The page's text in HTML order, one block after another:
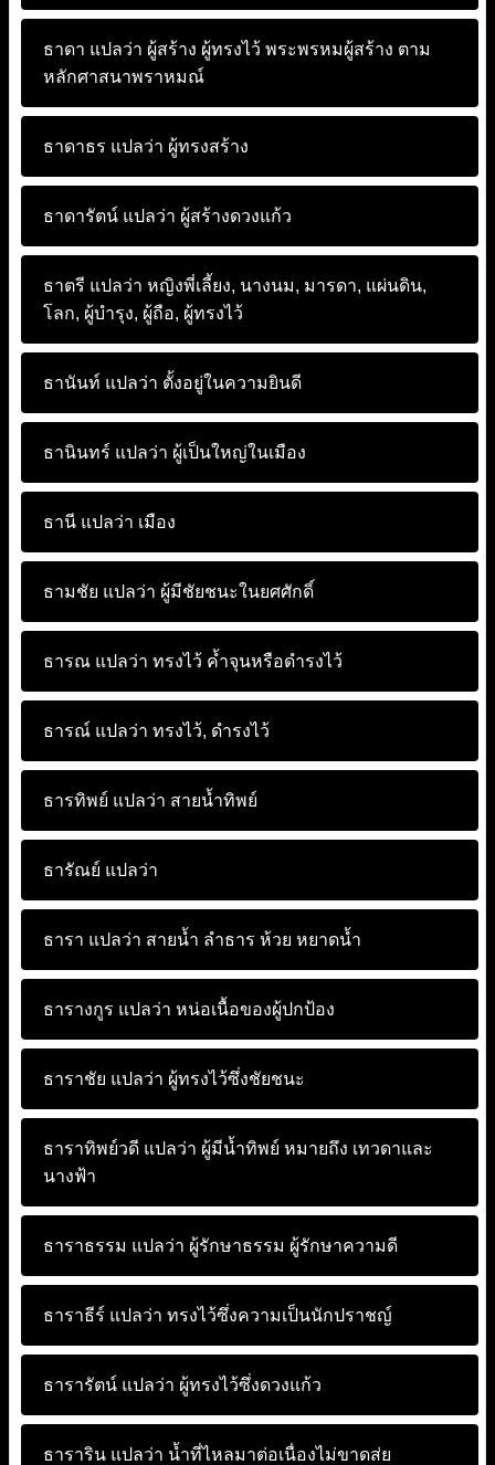
ธาดา แปลว่า ผู้สร้าง ผู้ทรงไว้ พระพรหมผู้สร้าง ตาม
หลักศาสนาพราหมณ์
ธาดาธร แปลว่า ผู้ทรงสร้าง
ธาดารัตน์ แปลว่า ผู้สร้างดวงแก้ว
ธาตรี แปลว่า หญิงพี่เลี้ยง, นางนม, มารดา, แผ่นดิน,
โลก, ผู้บำรุง, ผู้ถือ, ผู้ทรงไว้
ธานันท์ แปลว่า ตั้งอยู่ในความยินดี
ธานินทร์ แปลว่า ผู้เป็นใหญ่ในเมือง
ธานี แปลว่า เมือง
ธามชัย แปลว่า ผู้มีชัยชนะในยศศักดิ์
ธารณ แปลว่า ทรงไว้ ค้ำจุนหรือดำรงไว้
ธารณ์ แปลว่า ทรงไว้, ดำรงไว้
ธารทิพย์ แปลว่า สายน้ำทิพย์
ธารัณย์ แปลว่า
ธารา แปลว่า สายน้ำ ลำธาร ห้วย หยาดน้ำ
ธารางกูร แปลว่า หน่อเนื้อของผู้ปกป้อง
ธาราชัย แปลว่า ผู้ทรงไว้ซึ่งชัยชนะ
ธาราทิพย์วดี แปลว่า ผู้มีน้ำทิพย์ หมายถึง เทวดาและ
นางฟ้า
ธาราธรรม แปลว่า ผู้รักษาธรรม ผู้รักษาความดี
ธาราธีร์ แปลว่า ทรงไว้ซึ่งความเป็นนักปราชญ์
ธารารัตน์ แปลว่า ผู้ทรงไว้ซึ่งดวงแก้ว
ธาราริน แปลว่า น้ำที่ไหลมาต่อเนื่องไม่ขาดส่ย